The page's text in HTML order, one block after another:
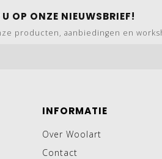
OP ONZE NIEUWSBRIEF!
producten, aanbiedingen en
INFORMATIE
Over Woolart
Contact